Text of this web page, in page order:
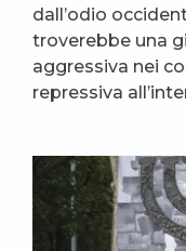
dall’odio
troverebbe una
aggressiva nei
repressiva